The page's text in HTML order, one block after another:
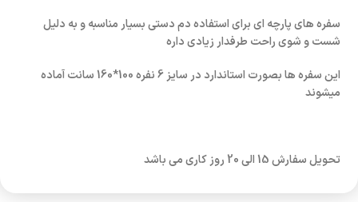
سفره های پارچه ای برای استفاده دم دستی بسیار مناسبه و به دلیل
شست و شوی راحت طرفدار زیادی داره
این سفره ها بصورت استاندارد در سایز 6 نفره 100*160 سانت آماده
میشوند
تحویل سفارش 15 الی 20 روز کاری می باشد